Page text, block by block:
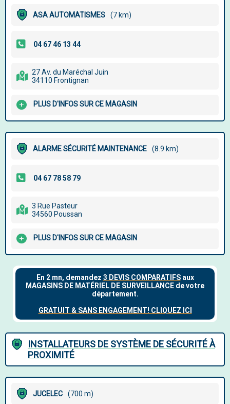
ASA AUTOMATISMES (7 km)
27 Av. du Maréchal Juin
34110 Frontignan
PLUS D'INFOS SUR CE MAGASIN
ALARME SÉCURITÉ MAINTENANCE (8.9 km)
3 Rue Pasteur
34560 Poussan
PLUS D'INFOS SUR CE MAGASIN
INSTALLATEURS DE SYSTÈME DE SÉCURITÉ À
PROXIMITÉ
JUCELEC (700 m)